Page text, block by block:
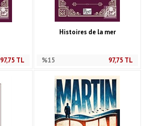
97,75TL
Histoires de la mer
%15 97,75 TL